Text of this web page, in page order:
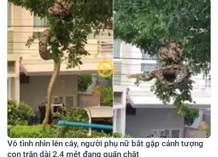
Vô tình nhìn lên cây, người phụ nữ bắt gặp cảnh tượng
con trăn dài 2,4 mét đang quấn chặt